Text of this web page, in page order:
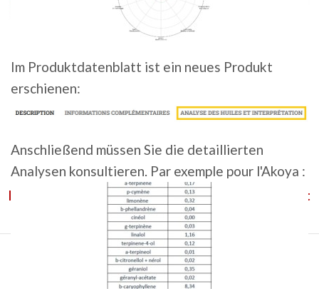
Im Produktdatenblatt ist ein neues Produkt
erschienen:
Anschließend müssen Sie die detaillierten
Analysen konsultieren. Par exemple pour l'Akoya :
MERLIN • BIO
Dieses Produkt ist derzeit nicht vorrätig und nicht
verfügbar.
Artikelnummer:n. v.Kategorien:
Amerikanisierung,